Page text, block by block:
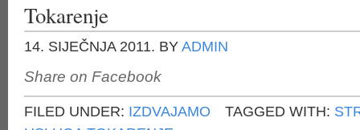
Tokarenje
14. SIJEČNJA 2011. BY ADMIN
Share on Facebook
FILED UNDER: IZDVAJAMO TAGGED WITH: